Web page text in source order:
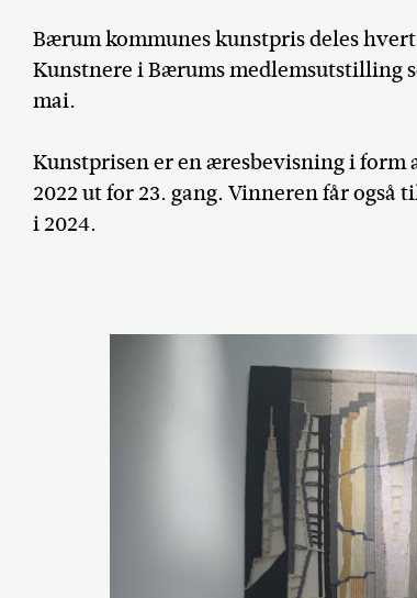
Bærum kommunes kunstpris deles
Kunstnere i Bærums medlemsutstilling
mai.
Kunstprisen er en æresbevisning i form
2022 ut for 23. gang. Vinneren får
i 2024.